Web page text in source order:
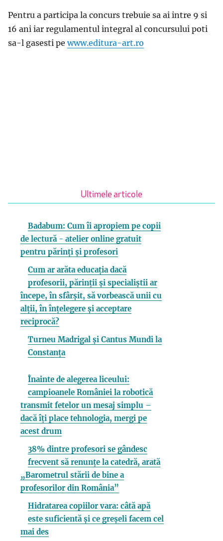
Pentru a participa la concurs trebuie sa ai intre 9 si
16 ani iar regulamentul integral al concursului poti
sa-l gasesti pewww.editura-art.ro
Ultimele articole
Badabum: Cum îi apropiem pe copii
de lectură - atelier online gratuit
pentru părinți și profesori
Cum ar arăta educația dacă
profesorii, părinții și specialiștii ar
începe, în sfârșit, să vorbească unii cu
alții, în înțelegere și acceptare
reciprocă?
Turneu Madrigal și Cantus Mundi la
Constanța
Înainte de alegerea liceului:
campioanele României la robotică
transmit fetelor un mesaj simplu –
dacă îți place tehnologia, mergi pe
acest drum
38% dintre profesori se gândesc
frecvent să renunțe la catedră, arată
„Barometrul stării de bine a
profesorilor din România”
Hidratarea copiilor vara: câtă apă
este suficientă și ce greșeli facem cel
mai des